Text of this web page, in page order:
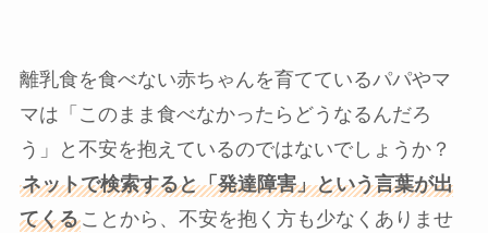
離乳食を食べない赤ちゃんを育てているパパやマ
マは「このまま食べなかったらどうなるんだろ
う」と不安を抱えているのではないでしょうか？
ネットで検索すると「発達障害」という言葉が出
てくることから、不安を抱く方も少なくありませ